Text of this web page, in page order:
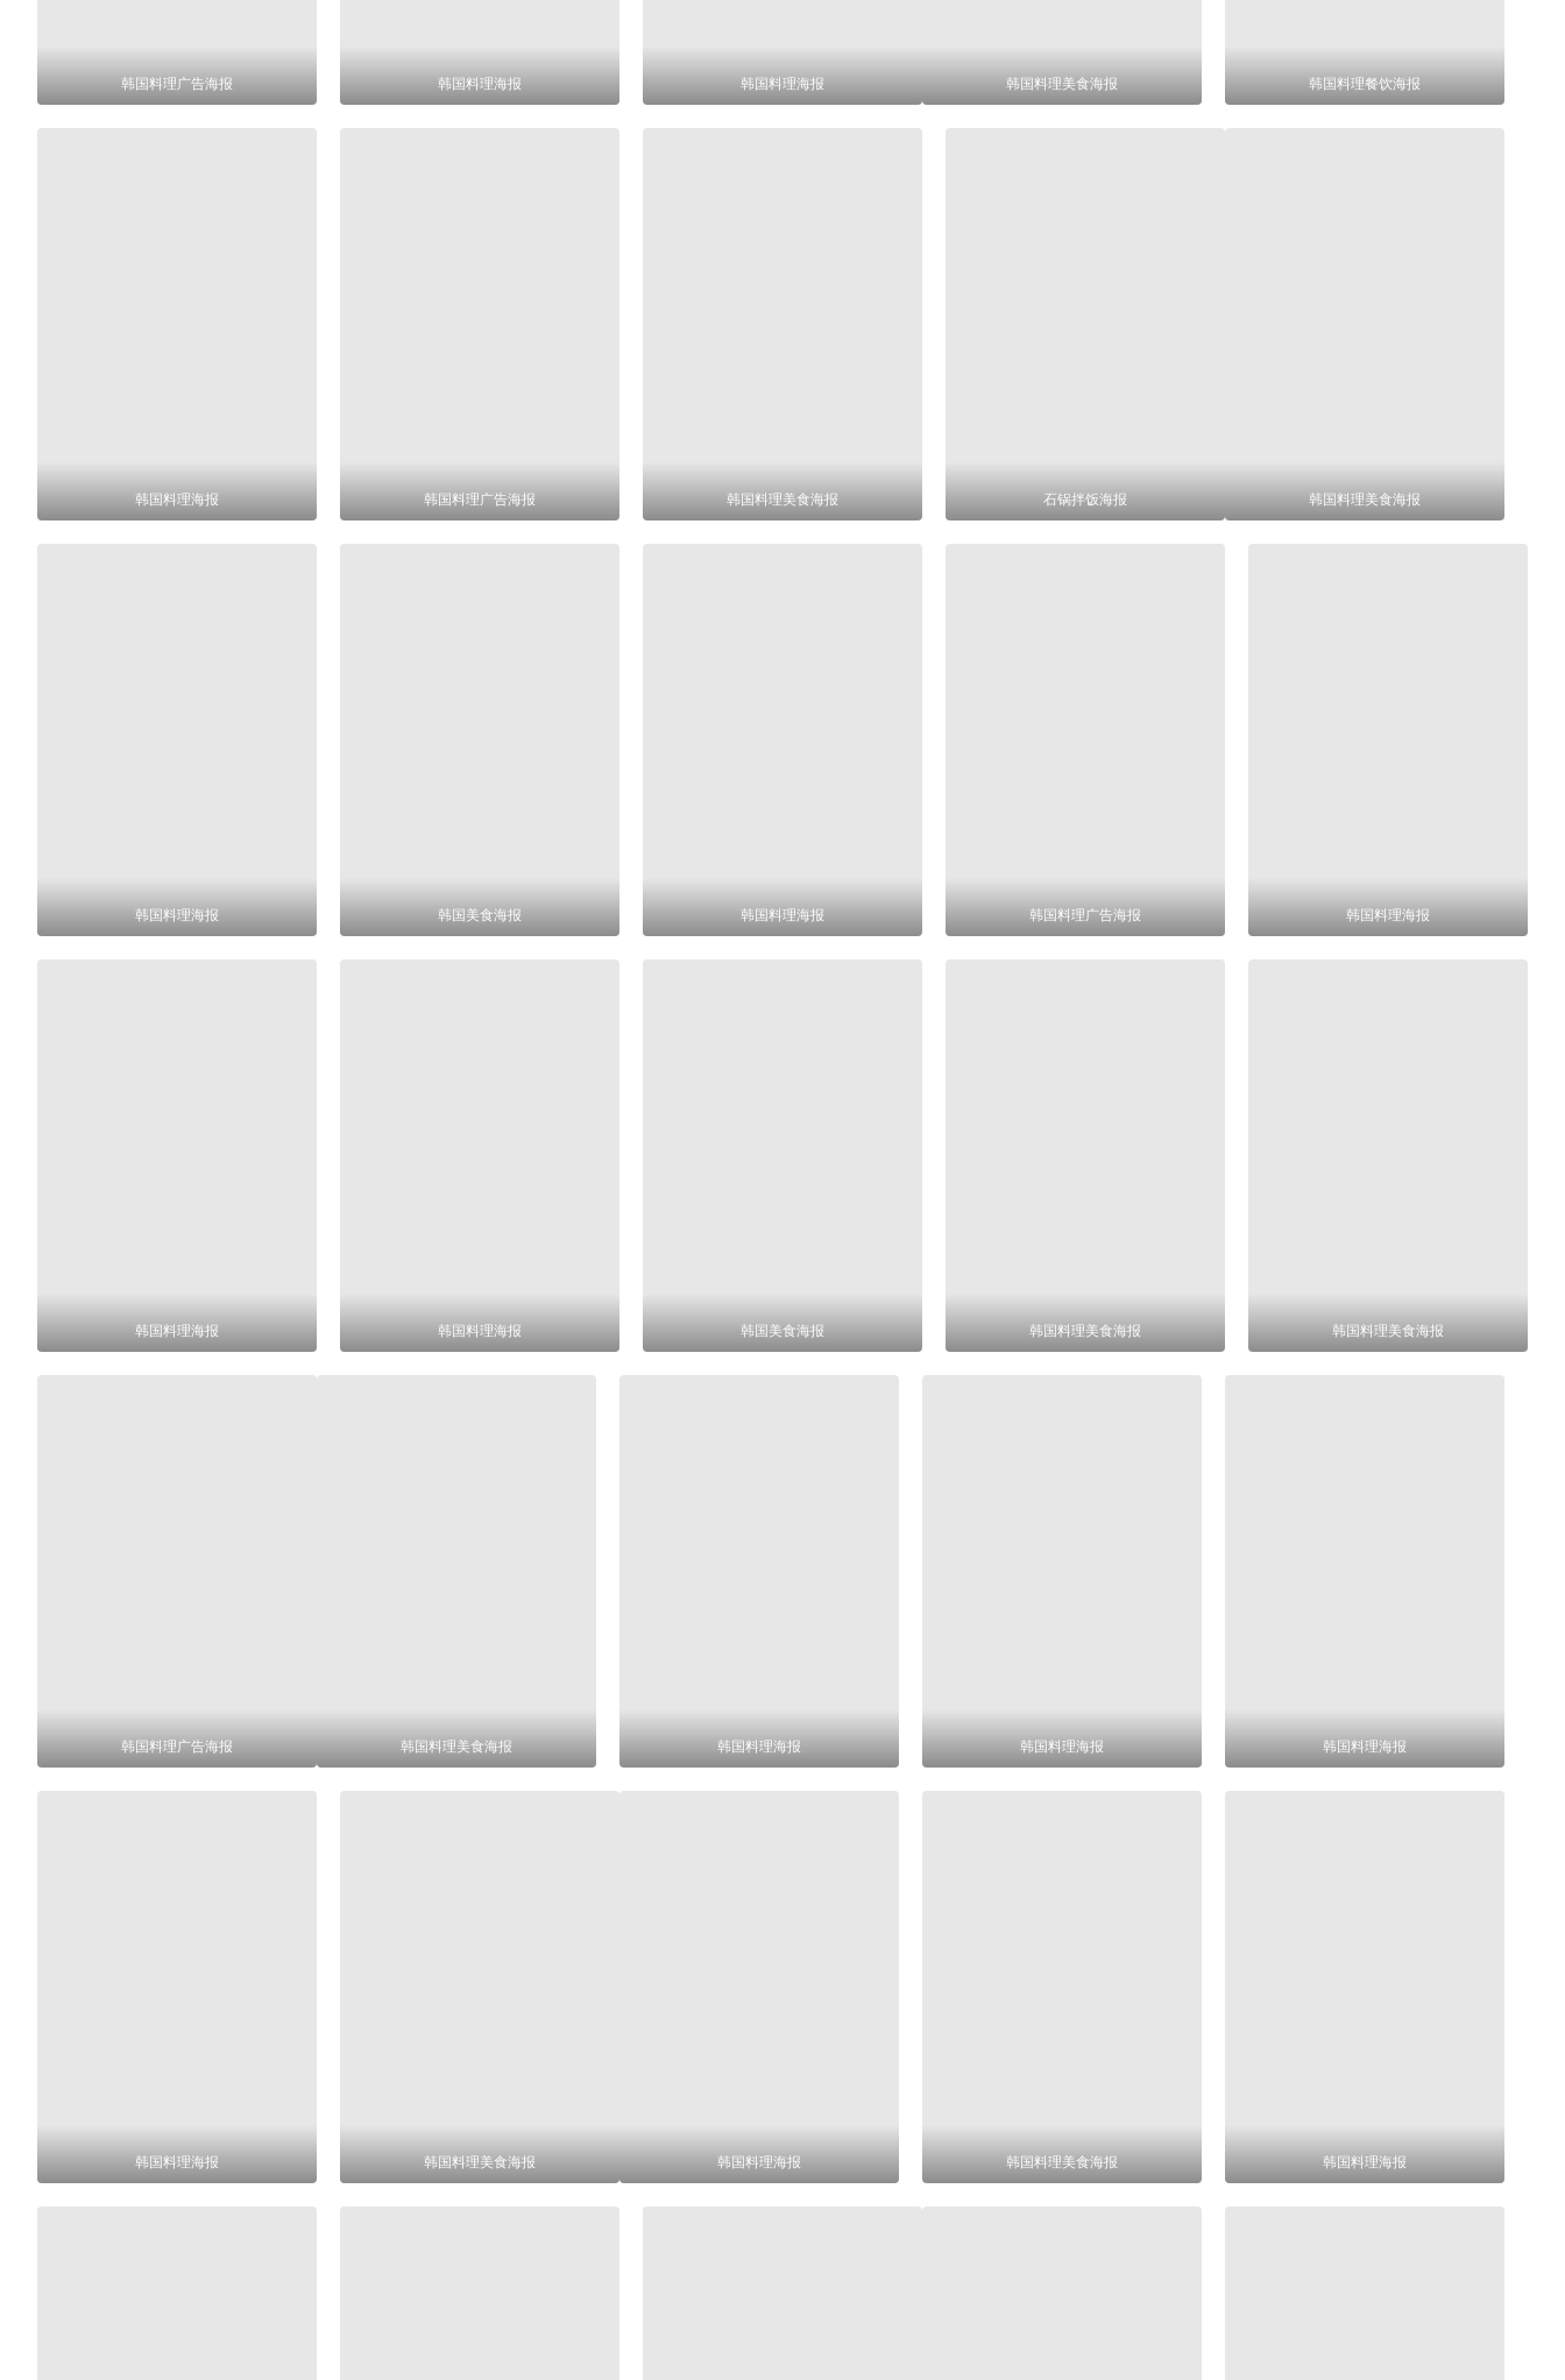
韩国料理广告海报 韩国料理海报 韩国料理海报 韩国料理美食海报 韩国料理餐饮海报
韩国料理海报 韩国料理广告海报 韩国料理美食海报 石锅拌饭海报 韩国料理美食海报
韩国料理海报 韩国美食海报 韩国料理海报 韩国料理广告海报 韩国料理海报
韩国料理海报 韩国料理海报 韩国美食海报 韩国料理美食海报 韩国料理美食海报
韩国料理广告海报 韩国料理美食海报 韩国料理海报 韩国料理海报 韩国料理海报
韩国料理海报 韩国料理美食海报 韩国料理海报 韩国料理美食海报 韩国料理海报